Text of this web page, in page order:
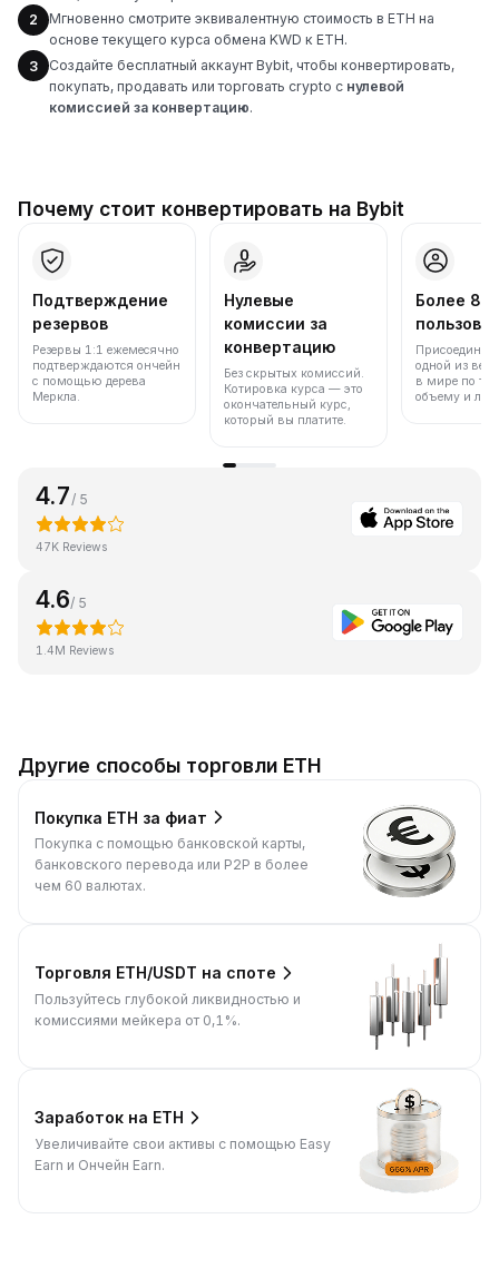
2
Мгновенно смотрите эквивалентную стоимость в ETH на
основе текущего курса обмена KWD к ETH.
3
Создайте бесплатный аккаунт Bybit, чтобы конвертировать,
покупать, продавать или торговать crypto с нулевой
комиссией за конвертацию.
Почему стоит конвертировать на Bybit
Подтверждение
резервов
Резервы 1:1 ежемесячно
подтверждаются ончейн
с помощью дерева
Меркла.
Нулевые
комиссии за
конвертацию
Без скрытых комиссий.
Котировка курса — это
окончательный курс,
который вы платите.
Более 86
одной из
в мире по
объему и
4.7 / 5
47K Reviews
4.6/ 5
1.4M Reviews
Другие способы торговли ETH
Покупка ETH за фиат
Покупка с помощью банковской карты,
банковского перевода или P2P в более
чем 60 валютах.
Торговля ETH/USDT на споте
Пользуйтесь глубокой ликвидностью и
комиссиями мейкера от 0,1%.
Заработок на ETH
Увеличивайте свои активы с помощью Easy
Earn и Ончейн Earn.